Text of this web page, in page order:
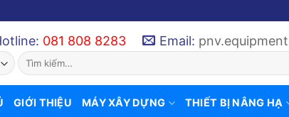
081 808 8283 Email:
Tìm
kiếm:
GIỚI THIỆU MÁY XÂY DỰNG THIẾT BỊ NÂNG HẠ